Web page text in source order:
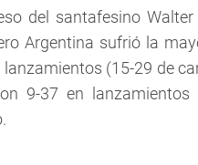
del santafesino
Argentina sufrió la
(15-29 de
9-37 en